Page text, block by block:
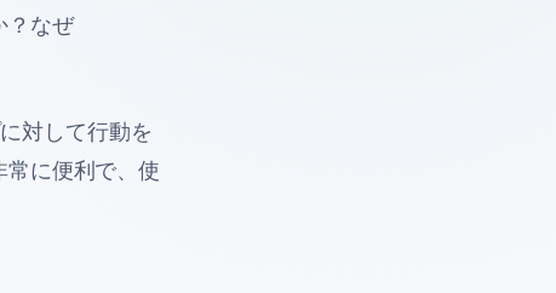
？なぜ
対して行動を
に便利で、使